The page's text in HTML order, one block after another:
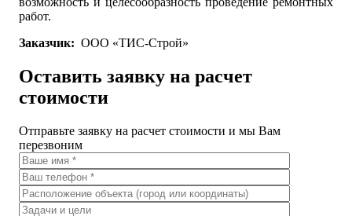
работ.
Заказчик: ООО «ТИС-Строй»
Оставить заявку на расчет
стоимости
Отправьте заявку на расчет стоимости и мы Вам
перезвоним